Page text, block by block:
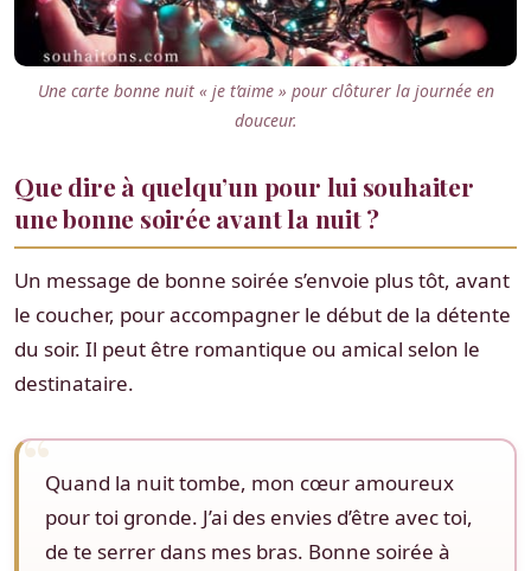
Une carte bonne nuit « je t’aime » pour clôturer la journée en
douceur.
Que dire à quelqu’un pour lui souhaiter
une bonne soirée avant la nuit ?
Un message de bonne soirée s’envoie plus tôt, avant
le coucher, pour accompagner le début de la détente
du soir. Il peut être romantique ou amical selon le
destinataire.
Quand la nuit tombe, mon cœur amoureux
pour toi gronde. J’ai des envies d’être avec toi,
de te serrer dans mes bras. Bonne soirée à